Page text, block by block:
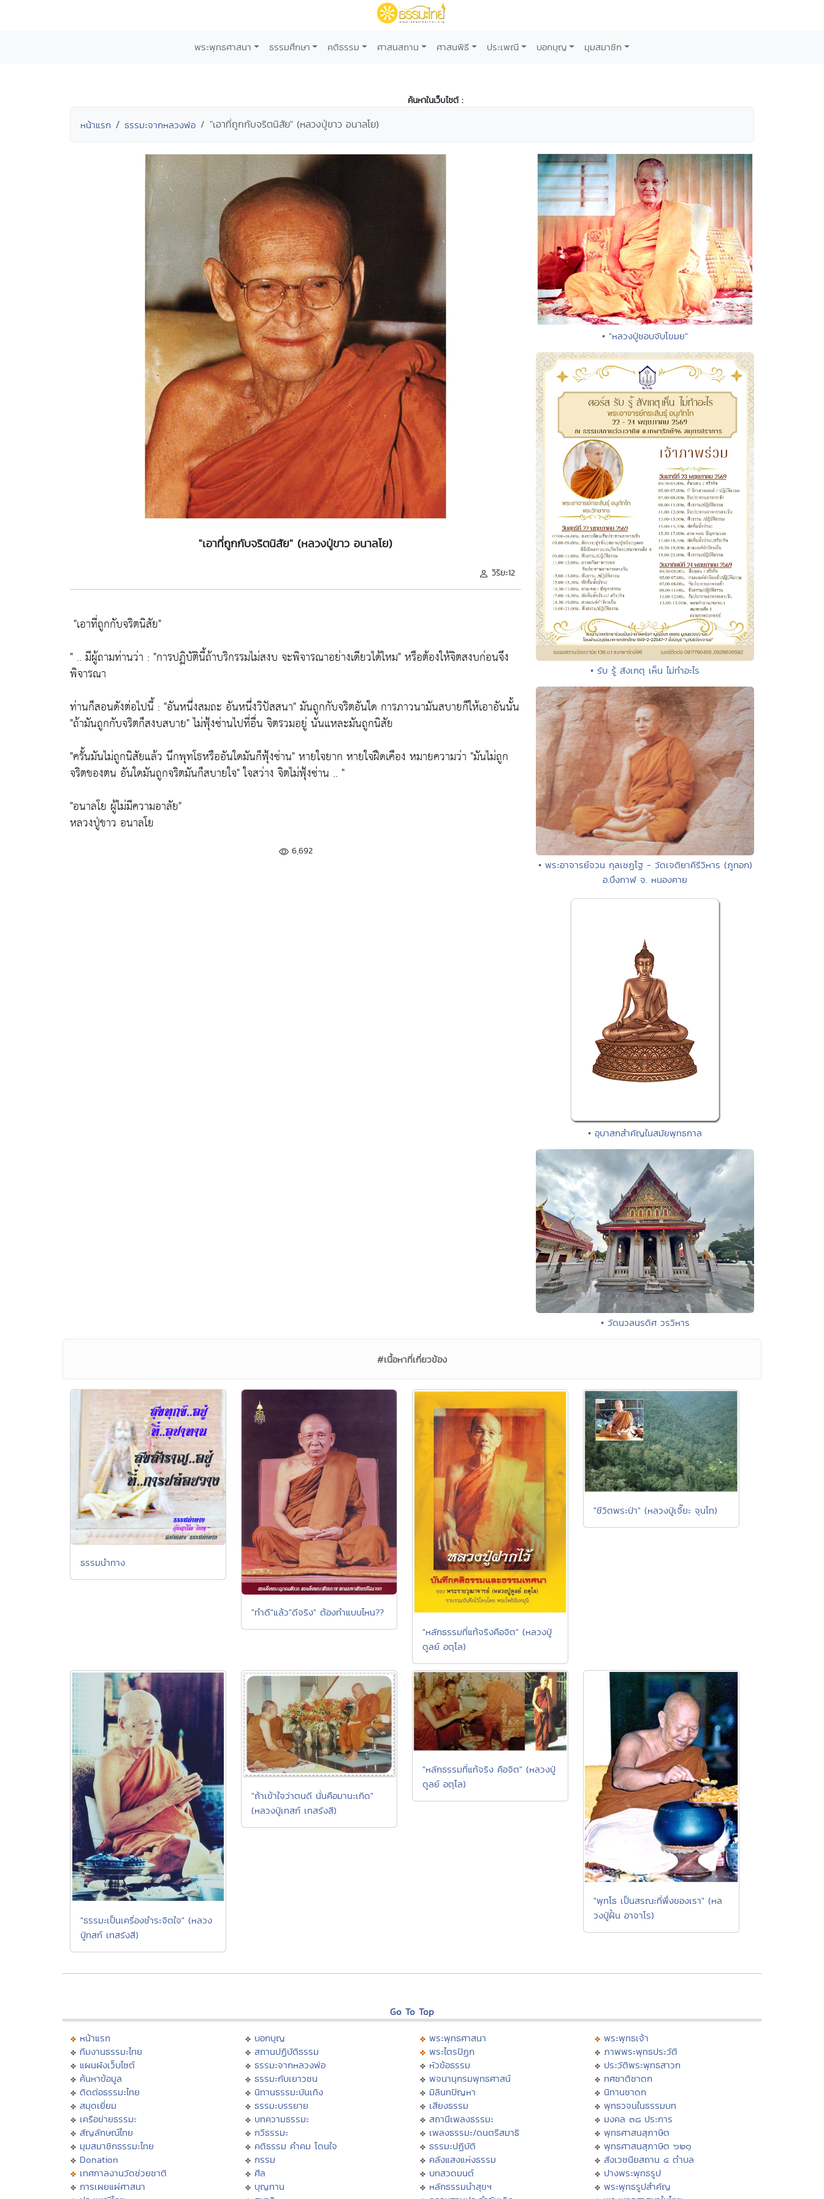
พระพุทธศาสนา ธรรมศึกษา คติธรรม ศาสนสถาน ศาสนพิธี ประเพณี บอกบุญ มุมสมาชิก
ค้นหาในเว็บไซต์ :
หน้าแรก ธรรมะจากหลวงพ่อ "เอาที่ถูกกับจริตนิสัย" (หลวงปู่ขาว อนาลโย)
"เอาที่ถูกกับจริตนิสัย" (หลวงปู่ขาว อนาลโย)
วิริยะ12
"เอาที่ถูกกับจริตนิสัย"
" .. มีผู้ถามท่านว่า : "การปฏิบัตินี้ถ้าบริกรรมไม่สงบ จะพิจารณาอย่างเดียวได้ไหม"หรือต้องให้จิตสงบก่อนจึง
พิจารณา
ท่านก็สอนดังต่อไปนี้ : "อันหนึ่งสมถะ อันหนึ่งวิปัสสนา"มันถูกกับจริตอันใด การภาวนามันสบายก็ให้เอาอันนั้น
"ถ้ามันถูกกับจริตก็สงบสบาย"ไม่ฟุ้งซ่านไปที่อื่น จิตรวมอยู่ นั่นแหละมันถูกนิสัย
"ครั้นมันไม่ถูกนิสัยแล้ว นึกพุทโธหรืออันใดมันก็ฟุ้งซ่าน"หายใจยาก หายใจฝืดเคือง หมายความว่า "มันไม่ถูก
จริตของตน อันใดมันถูกจริตมันก็สบายใจ"ใจสว่าง จิตไม่ฟุ้งซ่าน .. "
"อนาลโย ผู้ไม่มีความอาลัย"
หลวงปู่ขาว อนาลโย
6,692
• "หลวงปู่ชอบจับโขมย"
• รับ รู้ สังเกตุ เห็น ไม่ทำอะไร
• พระอาจารย์จวน กุลเชฏโฐ - วัดเจติยาคีรีวิหาร (ภูทอก)
อ.บึงกาฬ จ. หนองคาย
• อุบาสกสำคัญในสมัยพุทธกาล
• วัดนวลนรดิศ วรวิหาร
#เนื้อหาที่เกี่ยวข้อง
ธรรมนำทาง
"ทำดี"แล้ว"ดีจริง" ต้องทำแบบไหน??
"หลักธรรมที่แท้จริงคือจิต" (หลวงปู่
ดูลย์ อตุโล)
"ชีวิตพระป่า" (หลวงปู่เจี๊ยะ จุนโท)
"ธรรมะเป็นเครื่องชำระจิตใจ" (หลวง
ปู่ทสก์ เทสรังสี)
"ถ้าเข้าใจว่าตนดี นั่นคือมานะเกิด"
(หลวงปู่เทสก์ เทสรังสี)
"หลักธรรมที่แท้จริง คือจิต" (หลวงปู่
ดูลย์ อตุโล)
"พุทโธ เป็นสรณะที่พึ่งของเรา" (หล
วงปู่ฝั้น อาจาโร)
Go To Top
หน้าแรก
ทีมงานธรรมะไทย
แผนผังเว็บไซต์
ค้นหาข้อมูล
ติดต่อธรรมะไทย
สมุดเยี่ยม
เครือข่ายธรรมะ
สัญลักษณ์ไทย
มุมสมาชิกธรรมะไทย
Donation
เทศกาลงานวัดช่วยชาติ
การเผยแผ่ศาสนา
บอกบุญ
สถานปฏิบัติธรรม
ธรรมะจากหลวงพ่อ
ธรรมะกับเยาวชน
นิทานธรรมะบันเทิง
ธรรมะบรรยาย
บทความธรรมะ
กวีธรรมะ
คติธรรม คำคม โดนใจ
กรรม
ศีล
บุญทาน
พระพุทธศาสนา
พระไตรปิฏก
หัวข้อธรรม
พจนานุกรมพุทธศาสน์
มิลินทปัญหา
เสียงธรรม
สถานีเพลงธรรมะ
เพลงธรรมะ/ดนตรีสมาธิ
ธรรมะปฏิบัติ
คลังแสงแห่งธรรม
บทสวดมนต์
หลักธรรมนำสุขฯ
พระพุทธเจ้า
ภาพพระพุทธประวัติ
ประวัติพระพุทธสาวก
ทศชาติชาดก
นิทานชาดก
พุทธวจนในธรรมบท
มงคล ๓๘ ประการ
พุทธศาสนสุภาษิต
พุทธศาสนสุภาษิต ๖๒๑
สังเวชนียสถาน ๔ ตำบล
ปางพระพุทธรูป
พระพุทธรูปสำคัญ